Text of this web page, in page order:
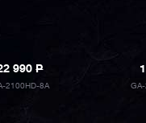
990P
2100HD-8A